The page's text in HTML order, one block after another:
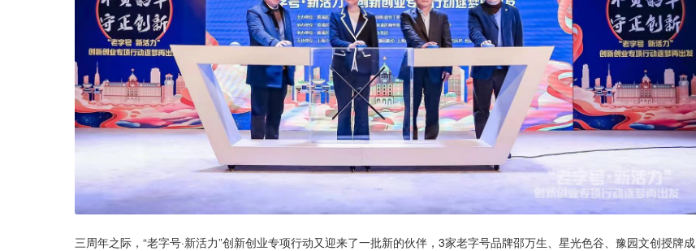
三周年之际，“老字号·新活力”创新创业专项行动又迎来了一批新的伙伴，3家老字号品牌邵万生、星光色谷、豫园文创授牌成